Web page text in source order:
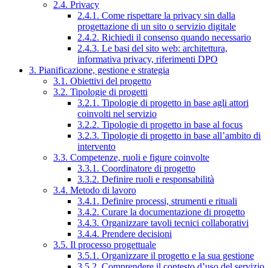
2.4. Privacy
2.4.1. Come rispettare la privacy sin dalla
progettazione di un sito o servizio digitale
2.4.2. Richiedi il consenso quando necessario
2.4.3. Le basi del sito web: architettura,
informativa privacy, riferimenti DPO
3. Pianificazione, gestione e strategia
3.1. Obiettivi del progetto
3.2. Tipologie di progetti
3.2.1. Tipologie di progetto in base agli attori
coinvolti nel servizio
3.2.2. Tipologie di progetto in base al focus
3.2.3. Tipologie di progetto in base all’ambito di
intervento
3.3. Competenze, ruoli e figure coinvolte
3.3.1. Coordinatore di progetto
3.3.2. Definire ruoli e responsabilità
3.4. Metodo di lavoro
3.4.1. Definire processi, strumenti e rituali
3.4.2. Curare la documentazione di progetto
3.4.3. Organizzare tavoli tecnici collaborativi
3.4.4. Prendere decisioni
3.5. Il processo progettuale
3.5.1. Organizzare il progetto e la sua gestione